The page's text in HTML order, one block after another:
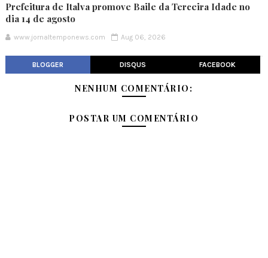
Prefeitura de Italva promove Baile da Terceira Idade no
dia 14 de agosto
www.jornaltemponews.com Aug 06, 2026
BLOGGER DISQUS FACEBOOK
NENHUM COMENTÁRIO:
POSTAR UM COMENTÁRIO